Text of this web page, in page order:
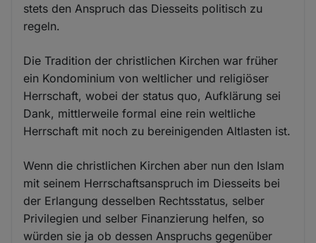
stets den Anspruch das Diesseits politisch zu
regeln.
Die Tradition der christlichen Kirchen war früher
ein Kondominium von weltlicher und religiöser
Herrschaft, wobei der status quo, Aufklärung sei
Dank, mittlerweile formal eine rein weltliche
Herrschaft mit noch zu bereinigenden Altlasten ist.
Wenn die christlichen Kirchen aber nun den Islam
mit seinem Herrschaftsanspruch im Diesseits bei
der Erlangung desselben Rechtsstatus, selber
Privilegien und selber Finanzierung helfen, so
würden sie ja ob dessen Anspruchs gegenüber